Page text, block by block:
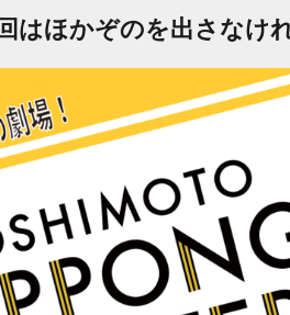
はほかぞのを出さなけ